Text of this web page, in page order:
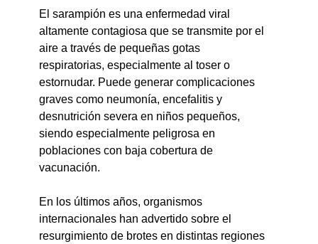
El sarampión es una enfermedad viral
altamente contagiosa que se transmite por el
aire a través de pequeñas gotas
respiratorias, especialmente al toser o
estornudar. Puede generar complicaciones
graves como neumonía, encefalitis y
desnutrición severa en niños pequeños,
siendo especialmente peligrosa en
poblaciones con baja cobertura de
vacunación.
En los últimos años, organismos
internacionales han advertido sobre el
resurgimiento de brotes en distintas regiones